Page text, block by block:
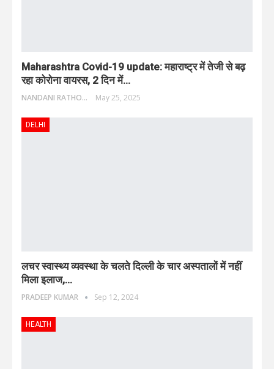
Maharashtra Covid-19 update: महाराष्ट्र में तेजी से बढ़
रहा कोरोना वायरस, 2 दिन में…
NANDANI RATHORE May 25, 2025
DELHI
लचर स्वास्थ्य व्यवस्था के चलते दिल्ली के चार अस्पतालों में नहीं
मिला इलाज,…
PRADEEP KUMAR Sep 12, 2024
HEALTH